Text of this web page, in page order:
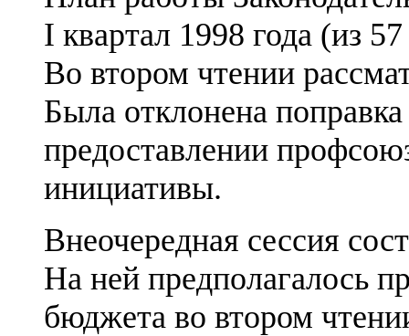
I квартал 1998 года (из
Во втором чтении
Была отклонена
предоставлении
инициативы.
Внеочередная сессия
На ней предполагалось
бюджета во втором